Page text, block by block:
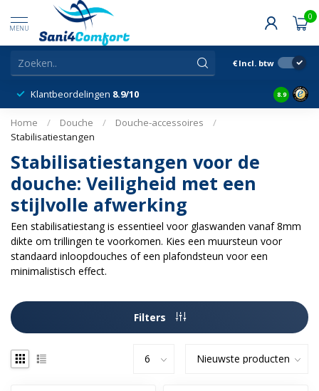
MENU
0
€ Incl. btw
Klantbeordelingen 8.9/10 8.9
Home / Douche / Douche-accessoires
/
Stabilisatiestangen
Stabilisatiestangen voor de
douche: Veiligheid met een
stijlvolle afwerking
Een stabilisatiestang is essentieel voor glaswanden vanaf 8mm
dikte om trillingen te voorkomen. Kies een muursteun voor
standaard inloopdouches of een plafondsteun voor een
minimalistisch effect.
Filters